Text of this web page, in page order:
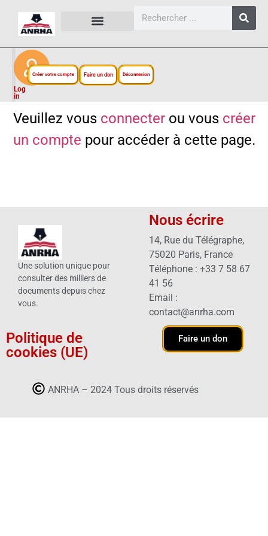
Log
in
Créer votre compte Faire un don Déconnexion
Veuillez vous connecterou vous créer
un compte pour accéder à cette page.
Une solution unique pour
consulter des milliers de
documents depuis chez
vous.
Politique de
cookies (UE)
Nous écrire
14, Rue du Télégraphe,
75020 Paris, France
Téléphone : +33 7 58 67
41 56
Email :
contact@anrha.com
Faire un don
ANRHA – 2024 Tous droits réservés